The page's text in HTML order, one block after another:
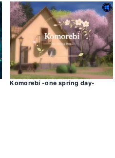
Komorebi -one spring day-